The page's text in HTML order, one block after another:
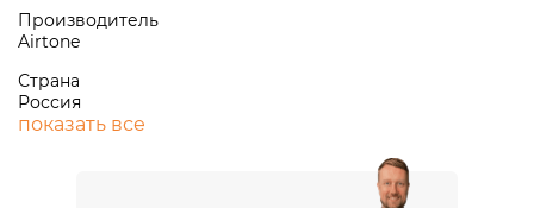
Производитель
Airtone
Страна
Россия
показать все